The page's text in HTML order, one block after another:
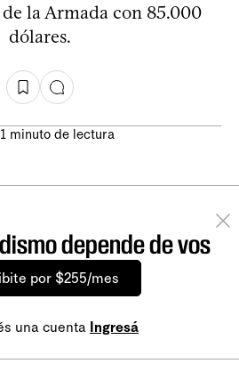
la Armada con 85.000
dólares.
1 minuto de lectura
depende de vos
por $255/mes
una cuenta Ingresá